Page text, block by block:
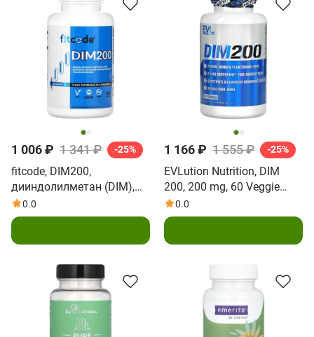
1 006 ₽ 1 341 ₽ -25%
fitcode, DIM200,
дииндолилметан (DIM),
200 мг, 60 растительных
капсул
0.0
1 166 ₽ 1 555 ₽ -25%
EVLution Nutrition, DIM
200, 200 mg, 60 Veggie
Capsules
0.0